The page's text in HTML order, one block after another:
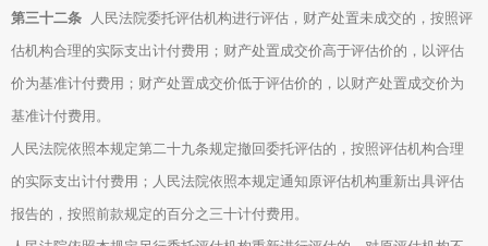
第三十二条 人民法院委托评估机构进行评估，财产处置未成交的，按照评
估机构合理的实际支出计付费用；财产处置成交价高于评估价的，以评估
价为基准计付费用；财产处置成交价低于评估价的，以财产处置成交价为
基准计付费用。
人民法院依照本规定第二十九条规定撤回委托评估的，按照评估机构合理
的实际支出计付费用；人民法院依照本规定通知原评估机构重新出具评估
报告的，按照前款规定的百分之三十计付费用。